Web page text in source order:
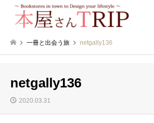
一冊と出会う旅 netgally136
netgally136
2020.03.31